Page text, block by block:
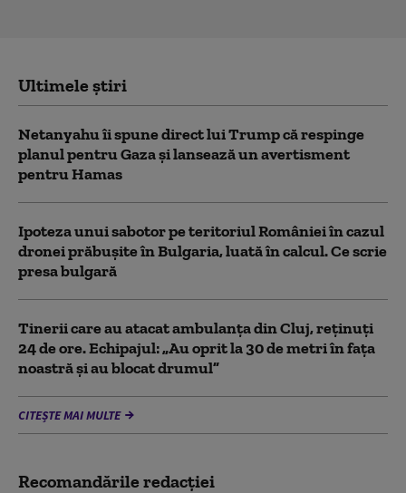
Ultimele știri
Netanyahu îi spune direct lui Trump că respinge
planul pentru Gaza și lansează un avertisment
pentru Hamas
Ipoteza unui sabotor pe teritoriul României în cazul
dronei prăbușite în Bulgaria, luată în calcul. Ce scrie
presa bulgară
Tinerii care au atacat ambulanța din Cluj, reținuți
24 de ore. Echipajul: „Au oprit la 30 de metri în fața
noastră și au blocat drumul”
CITEȘTE MAI MULTE
Recomandările redacţiei